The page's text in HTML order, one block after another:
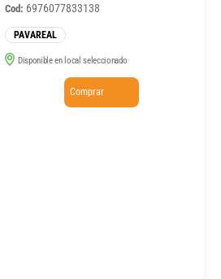
Cod: 6976077833138
PAVAREAL
Disponible en local seleccionado
Comprar